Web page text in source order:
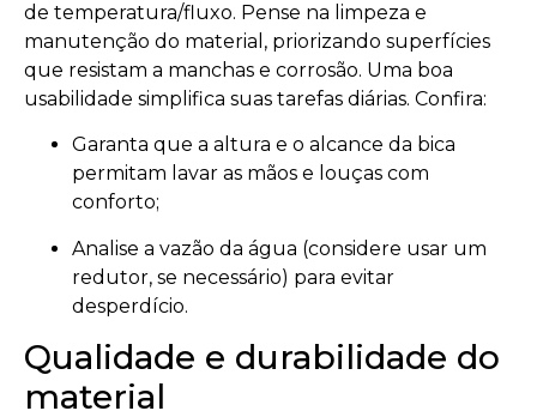
de temperatura/fluxo. Pense na limpeza e
manutenção do material, priorizando superfícies
que resistam a manchas e corrosão. Uma boa
usabilidade simplifica suas tarefas diárias. Confira:
Garanta que a altura e o alcance da bica
permitam lavar as mãos e louças com
conforto;
Analise a vazão da água (considere usar um
redutor, se necessário) para evitar
desperdício.
Qualidade e durabilidade do
material